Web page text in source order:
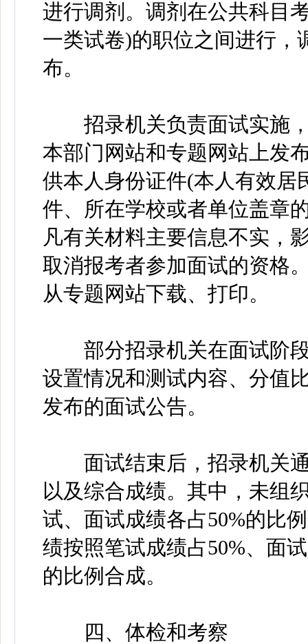
进行调剂。调剂在公共科目
一类试卷)的职位之间进行，
布。
招录机关负责面试实施，
本部门网站和专题网站上发
供本人身份证件(本人有效居
件、所在学校或者单位盖章
凡有关材料主要信息不实，
取消报考者参加面试的资格
从专题网站下载、打印。
部分招录机关在面试阶段
设置情况和测试内容、分值
发布的面试公告。
面试结束后，招录机关通
以及综合成绩。其中，未组
试、面试成绩各占50%的比
绩按照笔试成绩占50%、面
的比例合成。
四、体检和考察